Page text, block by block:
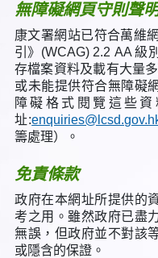
無障礙網頁守則聲
康文署網站已符合萬維
引》(WCAG) 2.2 AA 級
存檔案資料及載有大量
或未能提供符合無障礙
障礙格式閱覽這些
址:
籌處理）。
免責條款
政府在本網址所提供的
考之用。雖然政府已盡
無誤，但政府並不對該
或隱含的保證。